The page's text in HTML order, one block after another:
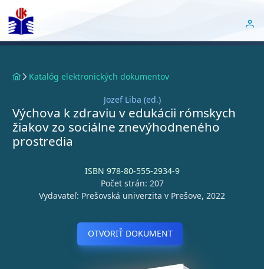
Katalóg elektronických dokumentov
Jozef Liba (ed.)
Výchova k zdraviu v edukácii rómskych
žiakov zo sociálne znevýhodneného
prostredia
ISBN 978-80-555-2934-9
Počet strán: 207
Vydavateľ: Prešovská univerzita v Prešove, 2022
OTVORIŤ DOKUMENT